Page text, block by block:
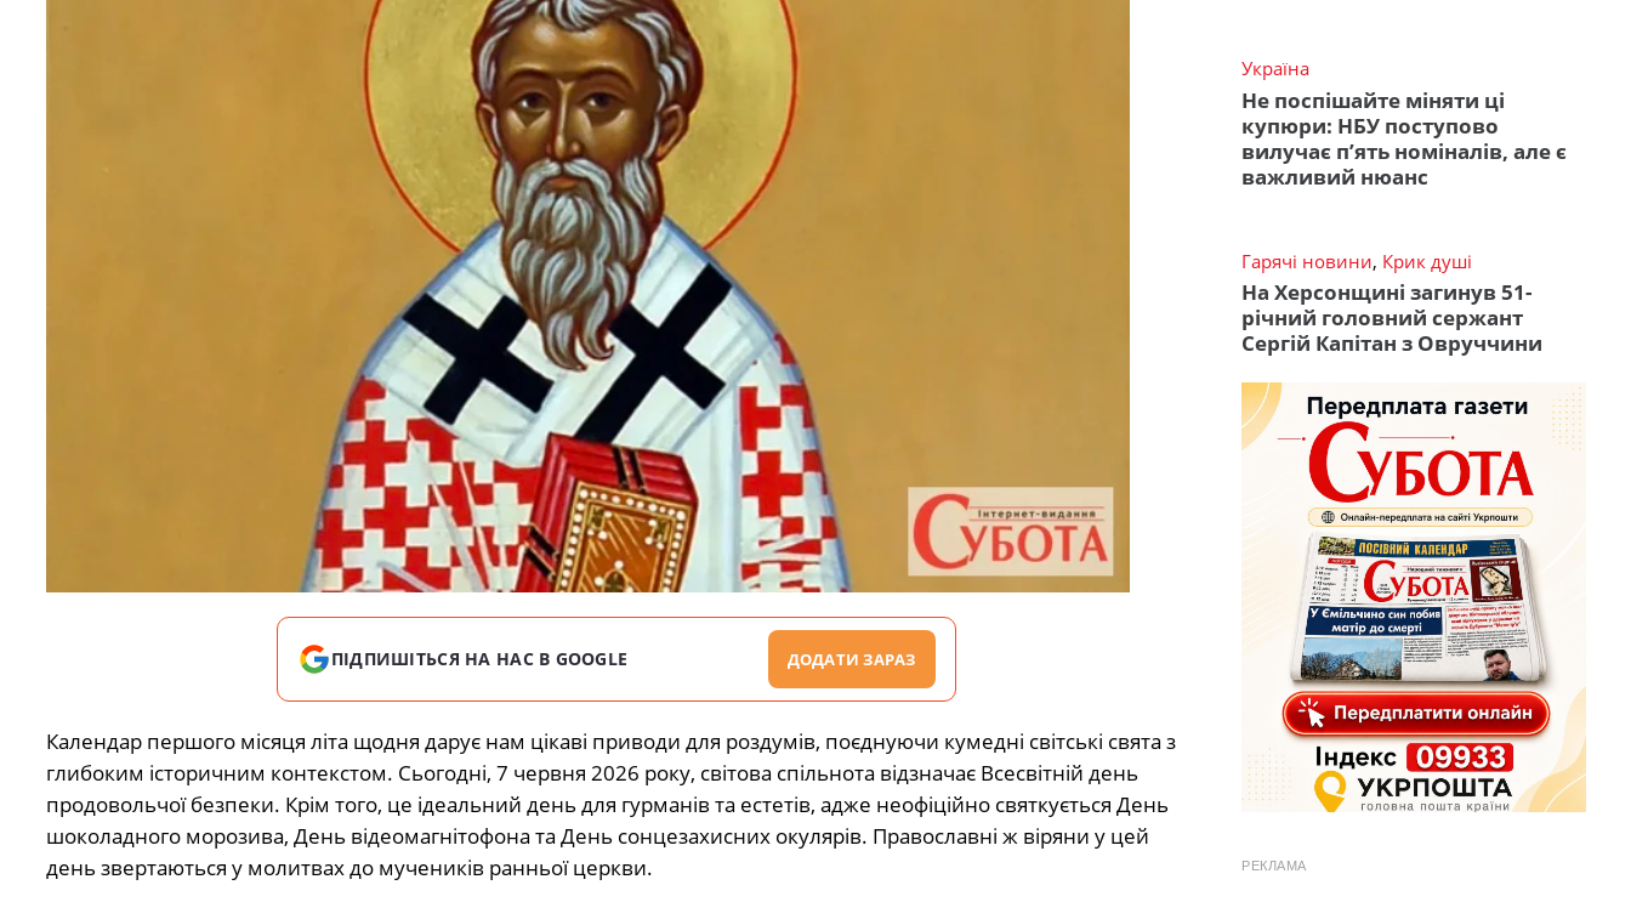
ПІДПИШІТЬСЯ НА НАС В GOOGLE ДОДАТИ ЗАРАЗ
Календар першого місяця літа щодня дарує нам цікаві приводи для роздумів, поєднуючи кумедні світські свята з
глибоким історичним контекстом. Сьогодні, 7 червня 2026 року, світова спільнота відзначає Всесвітній день
продовольчої безпеки. Крім того, це ідеальний день для гурманів та естетів, адже неофіційно святкується День
шоколадного морозива, День відеомагнітофона та День сонцезахисних окулярів. Православні ж віряни у цей
день звертаються у молитвах до мучеників ранньої церкви.
Україна
Не поспішайте міняти ці
купюри: НБУ поступово
вилучає п’ять номіналів, але є
важливий нюанс
Гарячі новини, Крик душі
На Херсонщині загинув 51-
річний головний сержант
Сергій Капітан з Овруччини
РЕКЛАМА